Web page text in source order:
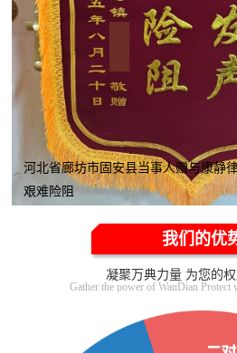
河北省廊坊市固安县当事人赠与康静
艰难险阻
我们的优
凝聚万典力量 为您的
Gather the power of WanDian Protect